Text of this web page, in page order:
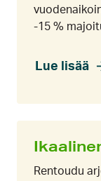
-15 %
Lue lisää
Rentoudu